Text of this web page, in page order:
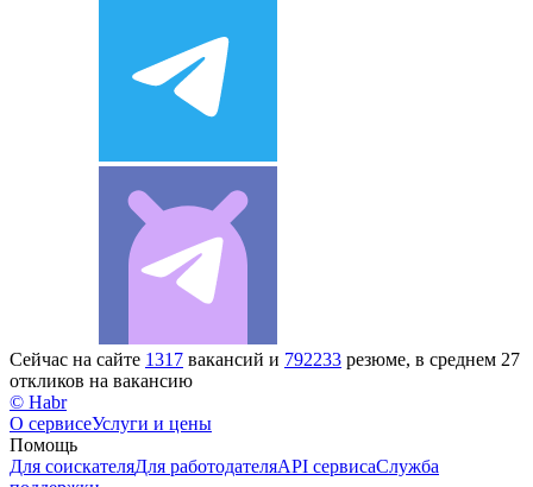
Сейчас на сайте 1317 вакансий и 792233 резюме, в среднем 27
откликов на вакансию
© Habr
О сервисеУслуги и цены
Помощь
Для соискателяДля работодателяAPI сервисаСлужба